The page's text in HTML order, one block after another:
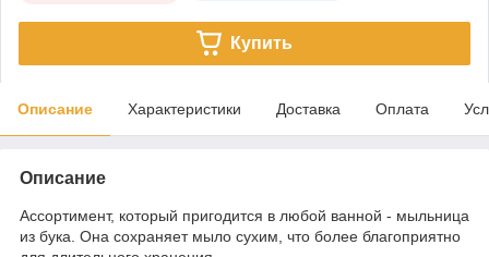
Купить
Описание Характеристики Доставка Оплата
Описание
Ассортимент, который пригодится в любой ванной - мыльница
из бука. Она сохраняет мыло сухим, что более благоприятно